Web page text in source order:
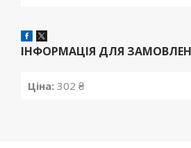
ІНФОРМАЦІЯ ДЛЯ
Ціна: 302 ₴